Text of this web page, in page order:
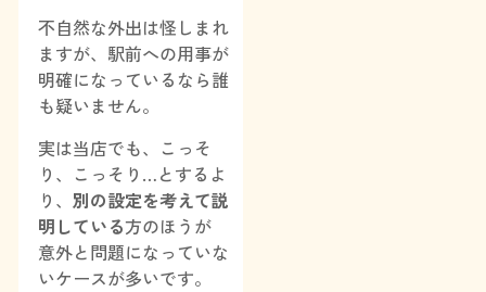
不自然な外出は怪しまれ
ますが、駅前への用事が
明確になっているなら誰
も疑いません。
実は当店でも、こっそ
り、こっそり…とするよ
り、 別の設定を考えて説
明している方のほうが
意外と問題になっていな
いケースが多いです。